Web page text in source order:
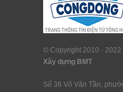
© Copyright 2010 - 2022
Xây dựng BMT
Số 36 Võ Văn Tần,